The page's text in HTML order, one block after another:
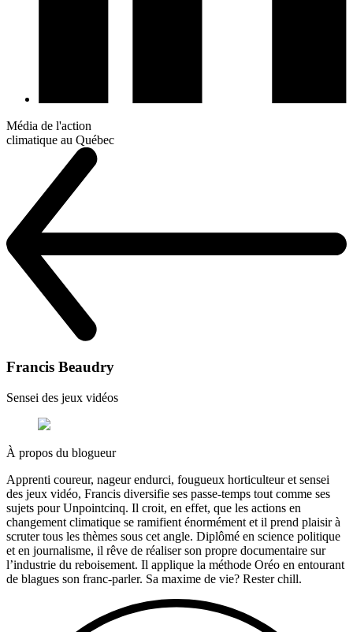
Média de l'action
climatique au Québec
Francis Beaudry
Sensei des jeux vidéos
À propos du blogueur
Apprenti coureur, nageur endurci, fougueux horticulteur et sensei
des jeux vidéo, Francis diversifie ses passe-temps tout comme ses
sujets pour Unpointcinq. Il croit, en effet, que les actions en
changement climatique se ramifient énormément et il prend plaisir à
scruter tous les thèmes sous cet angle. Diplômé en science politique
et en journalisme, il rêve de réaliser son propre documentaire sur
l’industrie du reboisement. Il applique la méthode Oréo en entourant
de blagues son franc-parler. Sa maxime de vie? Rester chill.